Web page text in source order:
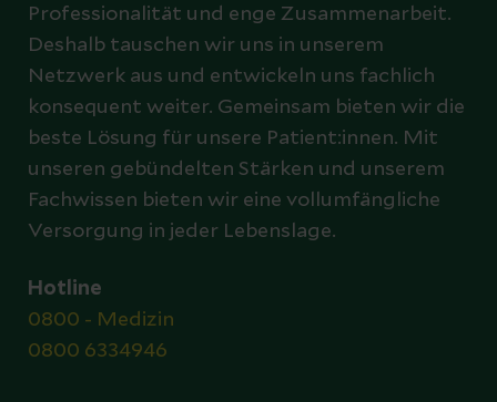
Professionalität und enge Zusammenarbeit.
Deshalb tauschen wir uns in unserem
Netzwerk aus und entwickeln uns fachlich
konsequent weiter. Gemeinsam bieten wir die
beste Lösung für unsere Patient:innen. Mit
unseren gebündelten Stärken und unserem
Fachwissen bieten wir eine vollumfängliche
Versorgung in jeder Lebenslage.
Hotline
0800 - Medizin
0800 6334946